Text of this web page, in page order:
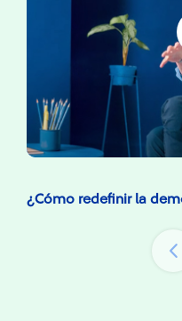
¿Cómo redefinir la